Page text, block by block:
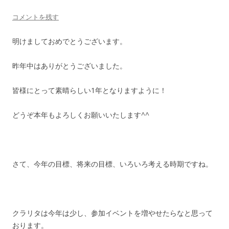
コメントを残す
明けましておめでとうございます。
昨年中はありがとうございました。
皆様にとって素晴らしい1年となりますように！
どうぞ本年もよろしくお願いいたします^^
さて、今年の目標、将来の目標、いろいろ考える時期ですね。
クラリタは今年は少し、参加イベントを増やせたらなと思って
おります。